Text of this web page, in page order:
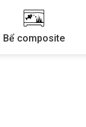
Bể composite